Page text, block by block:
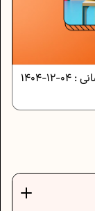
:
04-12-1404